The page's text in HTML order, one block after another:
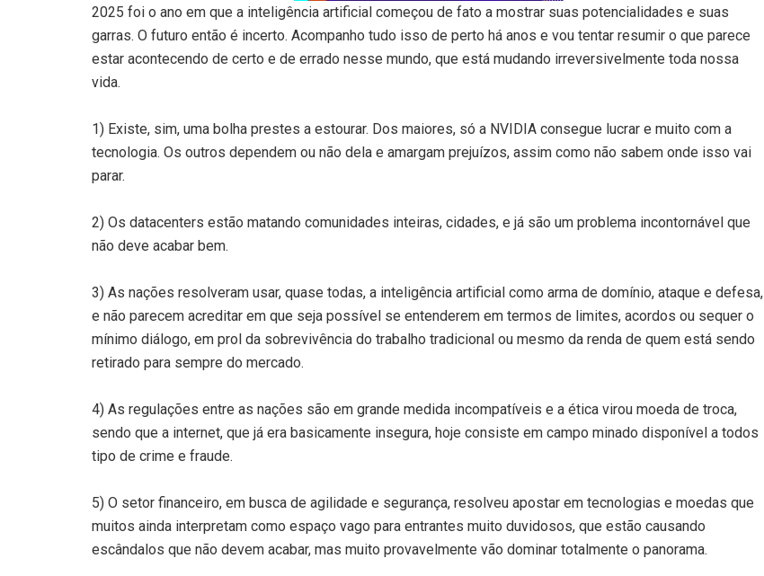
2025 foi o ano em que a inteligência artificial começou de fato a mostrar suas potencialidades e suas
garras. O futuro então é incerto. Acompanho tudo isso de perto há anos e vou tentar resumir o que parece
estar acontecendo de certo e de errado nesse mundo, que está mudando irreversivelmente toda nossa
vida.
1) Existe, sim, uma bolha prestes a estourar. Dos maiores, só a NVIDIA consegue lucrar e muito com a
tecnologia. Os outros dependem ou não dela e amargam prejuízos, assim como não sabem onde isso vai
parar.
2) Os datacenters estão matando comunidades inteiras, cidades, e já são um problema incontornável que
não deve acabar bem.
3) As nações resolveram usar, quase todas, a inteligência artificial como arma de domínio, ataque e defesa,
e não parecem acreditar em que seja possível se entenderem em termos de limites, acordos ou sequer o
mínimo diálogo, em prol da sobrevivência do trabalho tradicional ou mesmo da renda de quem está sendo
retirado para sempre do mercado.
4) As regulações entre as nações são em grande medida incompatíveis e a ética virou moeda de troca,
sendo que a internet, que já era basicamente insegura, hoje consiste em campo minado disponível a todos
tipo de crime e fraude.
5) O setor financeiro, em busca de agilidade e segurança, resolveu apostar em tecnologias e moedas que
muitos ainda interpretam como espaço vago para entrantes muito duvidosos, que estão causando
escândalos que não devem acabar, mas muito provavelmente vão dominar totalmente o panorama.